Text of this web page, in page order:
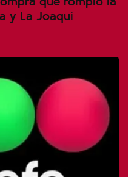
y La Joaqui